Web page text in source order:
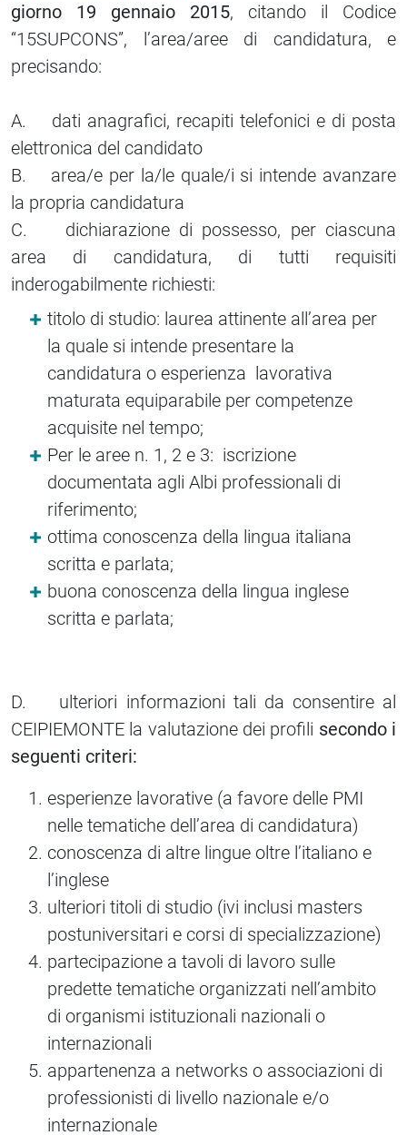
giorno 19 gennaio 2015, citando il Codice
“15SUPCONS”, l’area/aree di candidatura, e
precisando:
A. dati anagrafici, recapiti telefonici e di posta
elettronica del candidato
B. area/e per la/le quale/i si intende avanzare
la propria candidatura
C. dichiarazione di possesso, per ciascuna
area di candidatura, di tutti requisiti
inderogabilmente richiesti:
titolo di studio: laurea attinente all’area per
la quale si intende presentare la
candidatura o esperienza lavorativa
maturata equiparabile per competenze
acquisite nel tempo;
Per le aree n. 1, 2 e 3: iscrizione
documentata agli Albi professionali di
riferimento;
ottima conoscenza della lingua italiana
scritta e parlata;
buona conoscenza della lingua inglese
scritta e parlata;
D. ulteriori informazioni tali da consentire al
CEIPIEMONTE la valutazione dei profili secondo i
seguenti criteri:
esperienze lavorative (a favore delle PMI
nelle tematiche dell’area di candidatura)
conoscenza di altre lingue oltre l’italiano e
l’inglese
ulteriori titoli di studio (ivi inclusi masters
postuniversitari e corsi di specializzazione)
partecipazione a tavoli di lavoro sulle
predette tematiche organizzati nell’ambito
di organismi istituzionali nazionali o
internazionali
appartenenza a networks o associazioni di
professionisti di livello nazionale e/o
internazionale